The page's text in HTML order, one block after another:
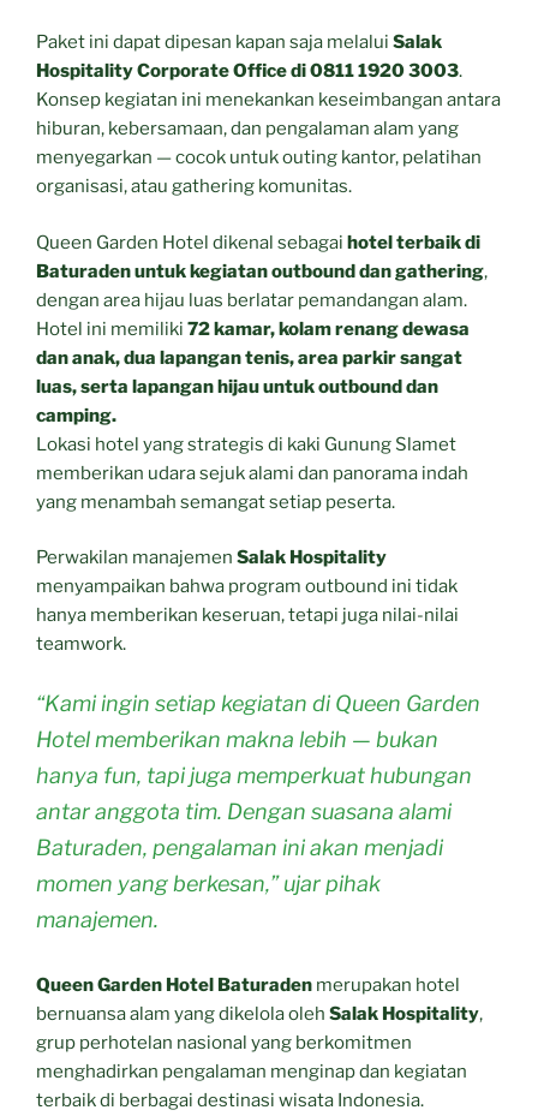
Paket ini dapat dipesan kapan saja melalui Salak
Hospitality Corporate Office di 0811 1920 3003.
Konsep kegiatan ini menekankan keseimbangan antara
hiburan, kebersamaan, dan pengalaman alam yang
menyegarkan — cocok untuk outing kantor, pelatihan
organisasi, atau gathering komunitas.
Queen Garden Hotel dikenal sebagai hotel terbaik di
Baturaden untuk kegiatan outbound dan gathering,
dengan area hijau luas berlatar pemandangan alam.
Hotel ini memiliki 72 kamar, kolam renang dewasa
dan anak, dua lapangan tenis, area parkir sangat
luas, serta lapangan hijau untuk outbound dan
camping.
Lokasi hotel yang strategis di kaki Gunung Slamet
memberikan udara sejuk alami dan panorama indah
yang menambah semangat setiap peserta.
Perwakilan manajemen Salak Hospitality
menyampaikan bahwa program outbound ini tidak
hanya memberikan keseruan, tetapi juga nilai-nilai
teamwork.
“Kami ingin setiap kegiatan di Queen Garden
Hotel memberikan makna lebih — bukan
hanya fun, tapi juga memperkuat hubungan
antar anggota tim. Dengan suasana alami
Baturaden, pengalaman ini akan menjadi
momen yang berkesan,” ujar pihak
manajemen.
Queen Garden Hotel Baturaden merupakan hotel
bernuansa alam yang dikelola oleh Salak Hospitality,
grup perhotelan nasional yang berkomitmen
menghadirkan pengalaman menginap dan kegiatan
terbaik di berbagai destinasi wisata Indonesia.